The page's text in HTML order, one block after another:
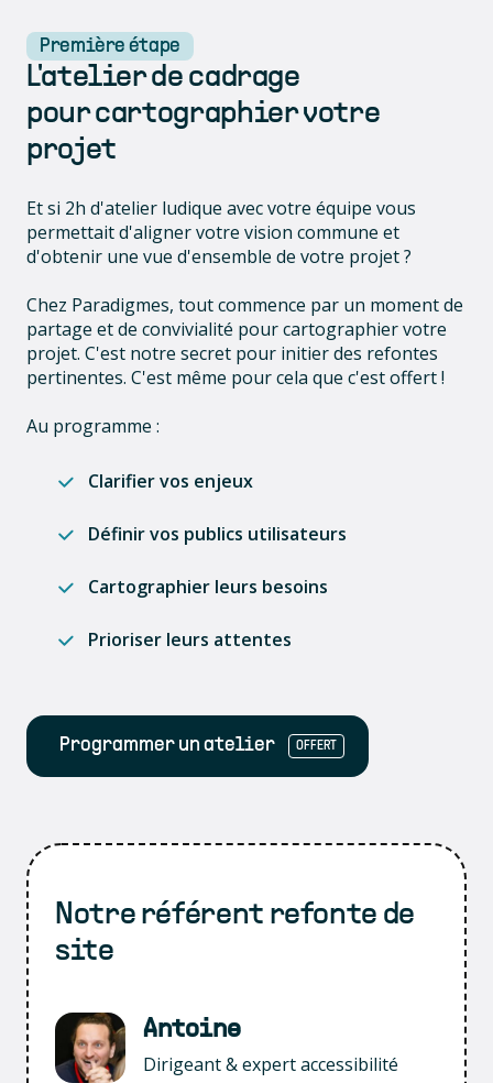
Première étape
L'atelier de cadrage
pour cartographier votre
projet
Et si 2h d'atelier ludique avec votre équipe vous
permettait d'aligner votre vision commune et
d'obtenir une vue d'ensemble de votre projet ?
Chez Paradigmes, tout commence par un moment de
partage et de convivialité pour cartographier votre
projet. C'est notre secret pour initier des refontes
pertinentes. C'est même pour cela que c'est offert !
Au programme :
Clarifier vos enjeux
Définir vos publics utilisateurs
Cartographier leurs besoins
Prioriser leurs attentes
Programmer un atelier OFFERT
Notre référent refonte de
site
Antoine
Dirigeant & expert accessibilité